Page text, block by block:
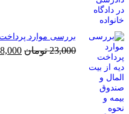
بررسی موارد
23,000 تومان قیمت